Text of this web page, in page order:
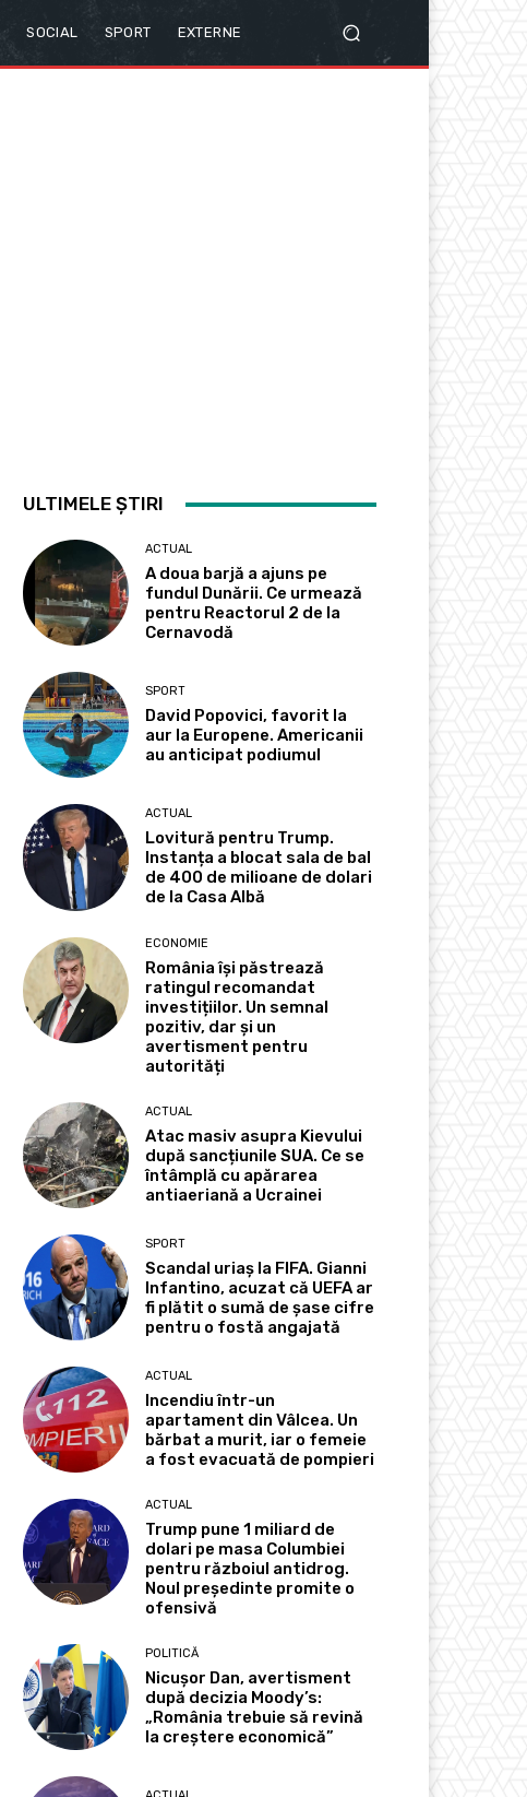
SOCIAL SPORT EXTERNE
ULTIMELE ȘTIRI
ACTUAL
A doua barjă a ajuns pe
fundul Dunării. Ce urmează
pentru Reactorul 2 de la
Cernavodă
SPORT
David Popovici, favorit la
aur la Europene. Americanii
au anticipat podiumul
ACTUAL
Lovitură pentru Trump.
Instanța a blocat sala de bal
de 400 de milioane de dolari
de la Casa Albă
ECONOMIE
România își păstrează
ratingul recomandat
investițiilor. Un semnal
pozitiv, dar și un
avertisment pentru
autorități
ACTUAL
Atac masiv asupra Kievului
după sancțiunile SUA. Ce se
întâmplă cu apărarea
antiaeriană a Ucrainei
SPORT
Scandal uriaș la FIFA. Gianni
Infantino, acuzat că UEFA ar
fi plătit o sumă de șase cifre
pentru o fostă angajată
ACTUAL
Incendiu într-un
apartament din Vâlcea. Un
bărbat a murit, iar o femeie
a fost evacuată de pompieri
ACTUAL
Trump pune 1 miliard de
dolari pe masa Columbiei
pentru războiul antidrog.
Noul președinte promite o
ofensivă
POLITICĂ
Nicușor Dan, avertisment
după decizia Moody’s:
„România trebuie să revină
la creștere economică”